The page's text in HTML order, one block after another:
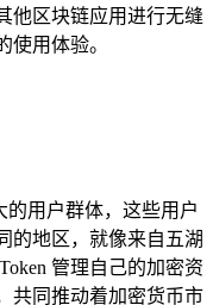
他区块链应用进行无缝
使用体验。
的用户群体，这些用户
的地区，就像来自五湖
管理自己的加密资
共同推动着加密货币市